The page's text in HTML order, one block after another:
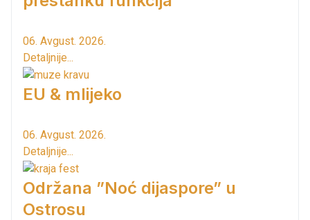
06. Avgust. 2026.
Detaljnije...
EU & mlijeko
06. Avgust. 2026.
Detaljnije...
Održana ”Noć dijaspore” u
Ostrosu